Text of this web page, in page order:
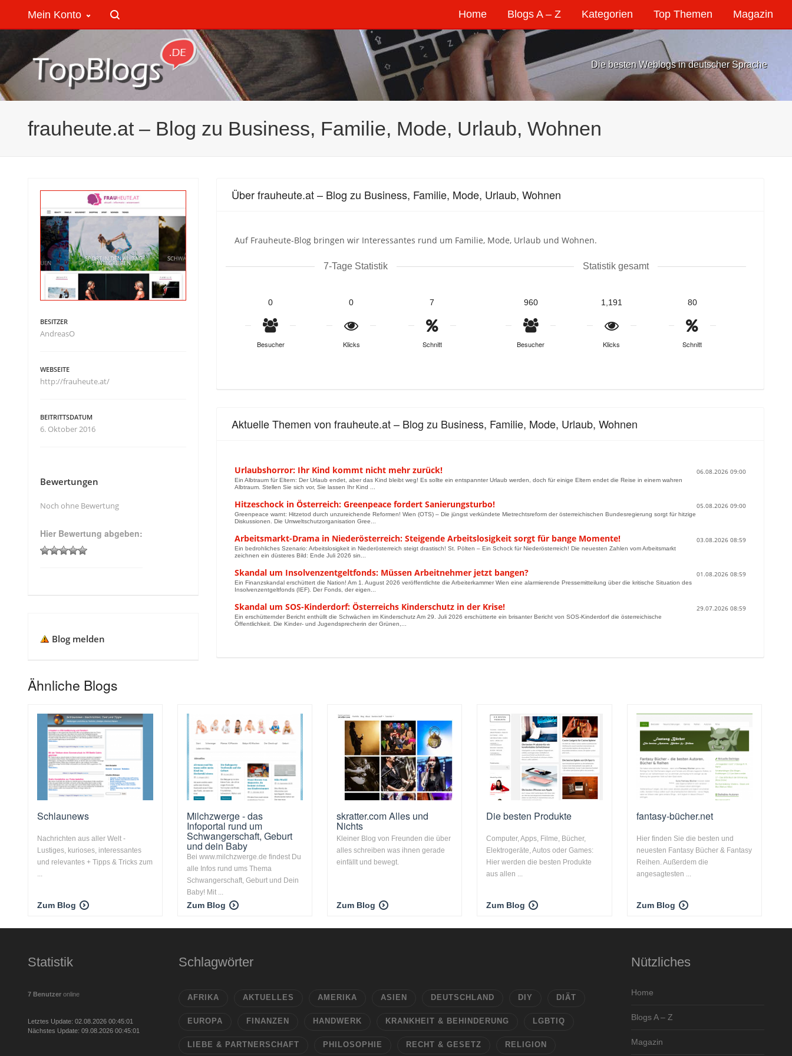
Home Blogs A – Z Kategorien Top Themen Magazin
Mein Konto
Die besten Weblogs in deutscher Sprache
frauheute.at – Blog zu Business, Familie, Mode, Urlaub, Wohnen
Über frauheute.at – Blog zu Business, Familie, Mode, Urlaub, Wohnen
Auf Frauheute-Blog bringen wir Interessantes rund um Familie, Mode, Urlaub und Wohnen.
7-Tage Statistik
0
Besucher
0
Klicks
7
Schnitt
Statistik gesamt
960
Besucher
1,191
Klicks
80
Schnitt
Aktuelle Themen von frauheute.at – Blog zu Business, Familie, Mode, Urlaub, Wohnen
Urlaubshorror: Ihr Kind kommt nicht mehr zurück! 06.08.2026 09:00
Ein Albtraum für Eltern: Der Urlaub endet, aber das Kind bleibt weg! Es sollte ein entspannter Urlaub werden, doch für einige Eltern endet die Reise in einem wahren
Albtraum. Stellen Sie sich vor, Sie lassen Ihr Kind ...
Hitzeschock in Österreich: Greenpeace fordert Sanierungsturbo! 05.08.2026 09:00
Greenpeace warnt: Hitzetod durch unzureichende Reformen! Wien (OTS) – Die jüngst verkündete Mietrechtsreform der österreichischen Bundesregierung sorgt für hitzige
Diskussionen. Die Umweltschutzorganisation Gree...
Arbeitsmarkt-Drama in Niederösterreich: Steigende Arbeitslosigkeit sorgt für bange Momente! 03.08.2026 08:59
Ein bedrohliches Szenario: Arbeitslosigkeit in Niederösterreich steigt drastisch! St. Pölten – Ein Schock für Niederösterreich! Die neuesten Zahlen vom Arbeitsmarkt
zeichnen ein düsteres Bild: Ende Juli 2026 sin...
Skandal um Insolvenzentgeltfonds: Müssen Arbeitnehmer jetzt bangen? 01.08.2026 08:59
Ein Finanzskandal erschüttert die Nation! Am 1. August 2026 veröffentlichte die Arbeiterkammer Wien eine alarmierende Pressemitteilung über die kritische Situation des
Insolvenzentgeltfonds (IEF). Der Fonds, der eigen...
Skandal um SOS-Kinderdorf: Österreichs Kinderschutz in der Krise! 29.07.2026 08:59
Ein erschütternder Bericht enthüllt die Schwächen im Kinderschutz Am 29. Juli 2026 erschütterte ein brisanter Bericht von SOS-Kinderdorf die österreichische
Öffentlichkeit. Die Kinder- und Jugendsprecherin der Grünen,...
BESITZER
AndreasO
WEBSEITE
http://frauheute.at/
BEITRITTSDATUM
6. Oktober 2016
Bewertungen
Noch ohne Bewertung
Hier Bewertung abgeben:
Blog melden
Ähnliche Blogs
Schlaunews
Nachrichten aus aller Welt -
Lustiges, kurioses, interessantes
und relevantes + Tipps & Tricks zum
...
Zum Blog
Milchzwerge - das
Infoportal rund um
Schwangerschaft, Geburt
und dein Baby
Bei www.milchzwerge.de findest Du
alle Infos rund ums Thema
Schwangerschaft, Geburt und Dein
Baby! Mit ...
Zum Blog
skratter.com Alles und
Nichts
Kleiner Blog von Freunden die über
alles schreiben was ihnen gerade
einfällt und bewegt.
Zum Blog
Die besten Produkte
Computer, Apps, Filme, Bücher,
Elektrogeräte, Autos oder Games:
Hier werden die besten Produkte
aus allen ...
Zum Blog
fantasy-bücher.net
Hier finden Sie die besten und
neuesten Fantasy Bücher & Fantasy
Reihen. Außerdem die
angesagtesten ...
Zum Blog
Statistik
7 Benutzer online
Letztes Update: 02.08.2026 00:45:01
Nächstes Update: 09.08.2026 00:45:01
Schlagwörter
AFRIKA AKTUELLES AMERIKA ASIEN DEUTSCHLAND DIY DIÄT
EUROPA FINANZEN HANDWERK KRANKHEIT & BEHINDERUNG LGBTIQ
LIEBE & PARTNERSCHAFT PHILOSOPHIE RECHT & GESETZ RELIGION
Nützliches
Home
Blogs A – Z
Magazin